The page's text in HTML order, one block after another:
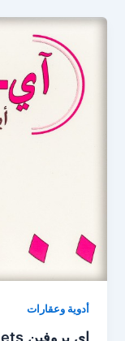
أدوية وعقارات